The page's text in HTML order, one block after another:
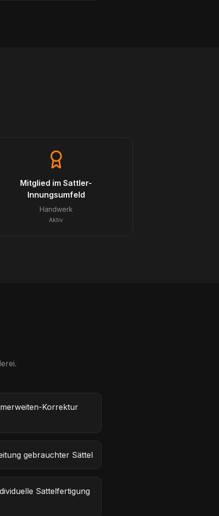
Mitglied im Sattler-
Innungsumfeld
Handwerk
Aktiv
Korrektur
gebrauchter Sättel
Sattelfertigung